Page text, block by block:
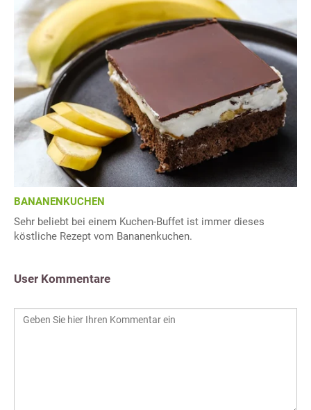
BANANENKUCHEN
Sehr beliebt bei einem Kuchen-Buffet ist immer dieses
köstliche Rezept vom Bananenkuchen.
User Kommentare